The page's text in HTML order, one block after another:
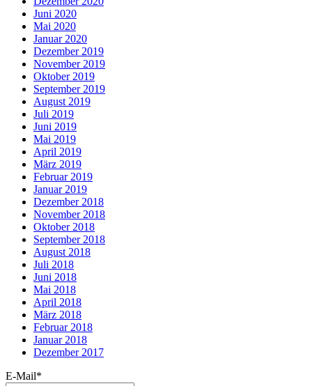
Juni 2020
Mai 2020
Januar 2020
Dezember 2019
November 2019
Oktober 2019
September 2019
August 2019
Juli 2019
Juni 2019
Mai 2019
April 2019
März 2019
Februar 2019
Januar 2019
Dezember 2018
November 2018
Oktober 2018
September 2018
August 2018
Juli 2018
Juni 2018
Mai 2018
April 2018
März 2018
Februar 2018
Januar 2018
Dezember 2017
E-Mail*